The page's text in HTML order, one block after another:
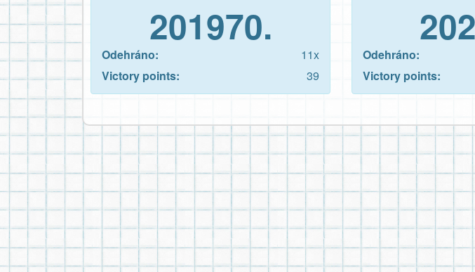
201970.
Odehráno:
11x
Victory points:
39
Odehráno:
Victory points: